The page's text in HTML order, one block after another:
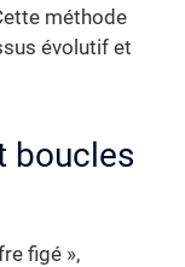
méthode
évolutif et
boucles
figé »,